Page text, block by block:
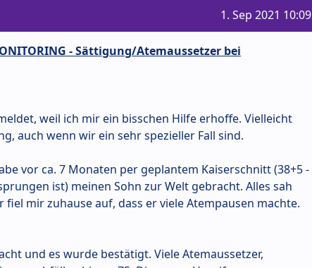
1. Sep 2021 10:09
- Sättigung/Atemaussetzer bei
weil ich mir ein bisschen Hilfe erhoffe. Vielleicht
auch wenn wir ein sehr spezieller Fall sind.
vor ca. 7 Monaten per geplantem Kaiserschnitt (38+5 -
ist) meinen Sohn zur Welt gebracht. Alles sah
fiel mir zuhause auf, dass er viele Atempausen machte.
und es wurde bestätigt. Viele Atemaussetzer,